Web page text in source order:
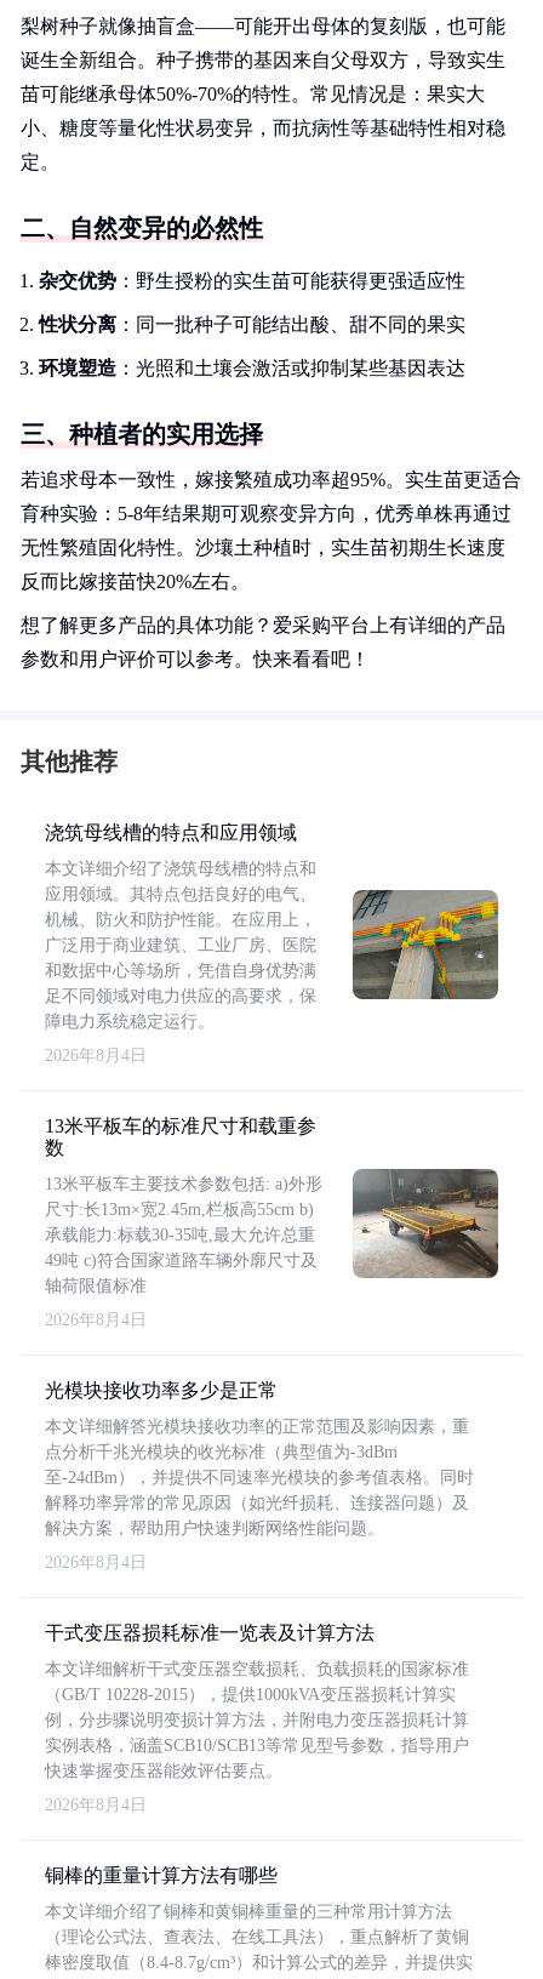
梨树种子就像抽盲盒——可能开出母体的复刻版，也可能
诞生全新组合。种子携带的基因来自父母双方，导致实生
苗可能继承母体50%-70%的特性。常见情况是：果实大
小、糖度等量化性状易变异，而抗病性等基础特性相对稳
定。
二、自然变异的必然性
杂交优势 ：野生授粉的实生苗可能获得更强适应性
性状分离 ：同一批种子可能结出酸、甜不同的果实
环境塑造 ：光照和土壤会激活或抑制某些基因表达
三、种植者的实用选择
若追求母本一致性，嫁接繁殖成功率超95%。实生苗更适合
育种实验：5-8年结果期可观察变异方向，优秀单株再通过
无性繁殖固化特性。沙壤土种植时，实生苗初期生长速度
反而比嫁接苗快20%左右。
想了解更多产品的具体功能？爱采购平台上有详细的产品
参数和用户评价可以参考。快来看看吧！
其他推荐
浇筑母线槽的特点和应用领域
本文详细介绍了浇筑母线槽的特点和
应用领域。其特点包括良好的电气、
机械、防火和防护性能。在应用上，
广泛用于商业建筑、工业厂房、医院
和数据中心等场所，凭借自身优势满
足不同领域对电力供应的高要求，保
障电力系统稳定运行。
2026年8月4日
13米平板车的标准尺寸和载重参
数
13米平板车主要技术参数包括: a)外形
尺寸:长13m×宽2.45m,栏板高55cm b)
承载能力:标载30-35吨,最大允许总重
49吨 c)符合国家道路车辆外廓尺寸及
轴荷限值标准
2026年8月4日
光模块接收功率多少是正常
本文详细解答光模块接收功率的正常范围及影响因素，重
点分析千兆光模块的收光标准（典型值为-3dBm
至-24dBm），并提供不同速率光模块的参考值表格。同时
解释功率异常的常见原因（如光纤损耗、连接器问题）及
解决方案，帮助用户快速判断网络性能问题。
2026年8月4日
干式变压器损耗标准一览表及计算方法
本文详细解析干式变压器空载损耗、负载损耗的国家标准
（GB/T 10228-2015），提供1000kVA变压器损耗计算实
例，分步骤说明变损计算方法，并附电力变压器损耗计算
实例表格，涵盖SCB10/SCB13等常见型号参数，指导用户
快速掌握变压器能效评估要点。
2026年8月4日
铜棒的重量计算方法有哪些
本文详细介绍了铜棒和黄铜棒重量的三种常用计算方法
（理论公式法、查表法、在线工具法），重点解析了黄铜
棒密度取值（8.4-8.7g/cm³）和计算公式的差异，并提供实